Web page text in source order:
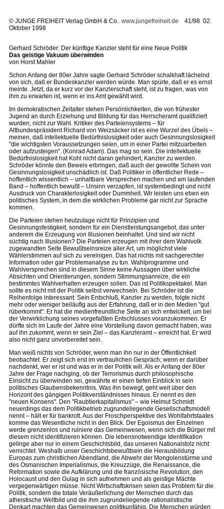
© JUNGE FREIHEIT Verlag GmbH & Co. www.jungefreiheit.de 41/98 02.
Oktober 1998
Gerhard Schröder: Der künftige Kanzler steht für eine Neue Politik
Das geistige Vakuum überwinden
von Horst Mahler
Schon Anfang der 80er Jahre sagte Gerhard Schröder schalkhaft lächelnd
von sich, daß er Bundeskanzler werden würde. Man spürte, daß er es ernst
meinte. Jetzt, da er kurz vor der Kanzlerschaft steht, ist zu fragen, was von
ihm zu erwarten ist, wenn er ins Amt gewählt wird.
Im demokratischen Zeitalter stehen Persönlichkeiten, die von frühester
Jugend an durch Erziehung und Bildung für das Herrscheramt qualifiziert
wurden, nicht zur Wahl. Kritiker des Parteiensystems – für
Altbundespräsident Richard von Weizsäcker ist es eine Wurzel des Übels –
meinen, daß intellektuelle Bedürfnislosigkeit oder auch Gesinnungslosigkeit
"die wichtigsten Voraussetzungen seien, um in einer Partei mitzuarbeiten
oder aufzusteigen". (Konrad Adam). Das mag so sein. Die intellektuelle
Bedürfnislosigkeit hat Kohl nicht daran gehindert, Kanzler zu werden.
Schröder könnte den Beweis erbringen, daß auch der gewollte Schein von
Gesinnungslosigkeit unschädlich ist. Daß Politiker in öffentlicher Rede –
hoffentlich wissentlich – unhaltbare Versprechen machen und am laufenden
Band – hoffentlich bewußt – Unsinn verzapfen, ist systembedingt und nicht
Ausdruck von Charakterlosigkeit oder Dummheit. Wir leisten uns eben ein
politisches System, in dem die wirklichen Probleme gar nicht zur Sprache
kommen.
Die Parteien stehen heutzutage nicht für Prinzipien und
Gesinnungsfestigkeit, sondern für ein Dienstleistungsangebot, das unter
anderem die Erzeugung von Illusionen beinhaltet. Und sind wir nicht
süchtig nach Illusionen? Die Parteien erzeugen mit ihrer dem Wahlvolk
zugewandten Seite Bewußtseinsreize aller Art, um möglichst viele
Wählerstimmen auf sich zu vereinigen. Das hat nichts mit sachgerechter
Information oder gar Problemanalyse zu tun. Wahlprogramme und
Wahlversprechen sind in diesem Sinne keine Aussagen über wirkliche
Absichten und Orientierungen, sondern Stimmungsanreize, die ein
bestimmtes Wahlverhalten erzeugen sollen. Das ist Politikspektakel. Man
sollte es nicht mit der Politik selbst verwechseln. Bei Schröder ist die
Reihenfolge interessant: Sein Entschluß, Kanzler zu werden, folgte nicht
mehr oder weniger beiläufig aus der Erfahrung, daß er in den Medien "gut
rüberkommt". Er hat die medienfreundliche Seite an sich entwickelt, um bei
der Verwirklichung seines vorgefaßten Entschlusses voranzukommen. Er
dürfte sich im Laufe der Jahre eine Vorstellung davon gemacht haben, was
auf ihn zukommt, wenn er sein Ziel – das Kanzleramt – erreicht hat. Er wird
also nicht ganz unvorbereitet sein.
Man weiß nichts von Schröder, wenn man ihn nur in der Öffentlichkeit
beobachtet. Er zeigt sich erst im vertraulichen Gespräch; wenn er darüber
nachdenkt, wer er ist und was er in der Politik will. Als er Anfang der 80er
Jahre der Frage nachging, ob der Terrorismus durch philosophische
Einsicht zu überwinden sei, gewährte er einen tiefen Einblick in sein
politisches Glaubensbekenntnis. Was ihn bewegt, geht weit über den
Horizont des gängigen Politikverständnisses hinaus. Er nennt es den
"neuen Konsens". Den "Raubtierkapitalismus" – wie Helmut Schmidt
neuerdings das dem Politikbetrieb zugrundeliegende Gesellschaftsmodell
nennt – hält er für bankrott. Aus der Froschperspektive des Wohlfahrtstaates
komme das Wesentliche nicht in den Blick. Der Egoismus der Einzelnen
werde grenzenlos und ruiniere das Gemeinwesen, wenn sich die Bürger mit
diesem nicht identifizieren können. Die lebensnotwendige Identifikation
gelinge aber nur in einem Geschichtsbild, das unseren Nationalstolz nicht
vernichtet. Weshalb unser Geschichtsbewußtsein die Herausbildung
Europas zum christlichen Abendland, die Abwehr der Mongolenstürme und
des Osmanischen Imperialismus, die Kreuzzüge, die Renaissance, die
Reformation sowie die Aufklärung und die französische Revolution, den
Holocaust und den Gulag in sich aufnehmen und als geistige Mächte
vergegenwärtigen müsse. Nicht Wirtschaftskrisen seien das Problem für die
Politik, sondern die totale Veräußerlichung der Menschen durch das
atheistische Weltbild und die ihm zugrundeliegende rationalistische
Denkart machten das Gemeinwesen politikunfähig. Die Menschen würden